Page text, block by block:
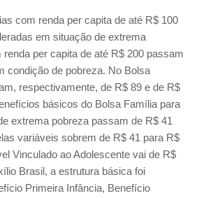
com renda per capita de até R$ 100
em situação de extrema
per capita de até R$ 200 passam
condição de pobreza. No Bolsa
respectivamente, de R$ 89 e de R$
básicos do Bolsa Família para
extrema pobreza passam de R$ 41
variáveis sobrem de R$ 41 para R$
Vinculado ao Adolescente vai de R$
Brasil, a estrutura básica foi
Primeira Infância, Benefício